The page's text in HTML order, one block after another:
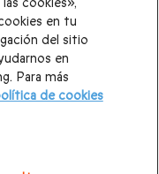
en pareja o con
el Puente de Noviembre?
en tu
del sitio
en
Para más
de cookies